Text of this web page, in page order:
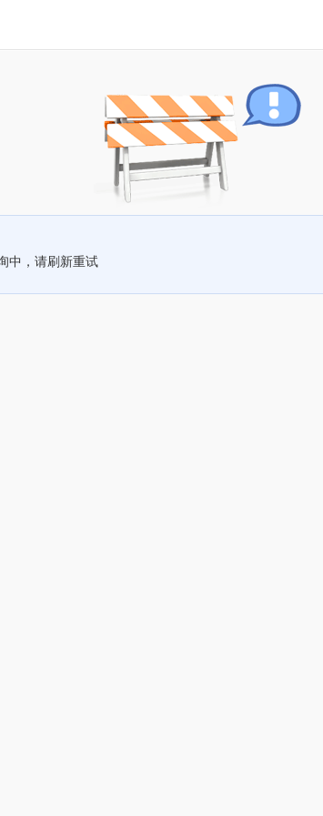
中，请刷新重试